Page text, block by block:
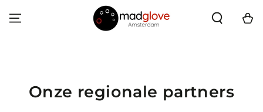
INHOUD
Onze regionale partners